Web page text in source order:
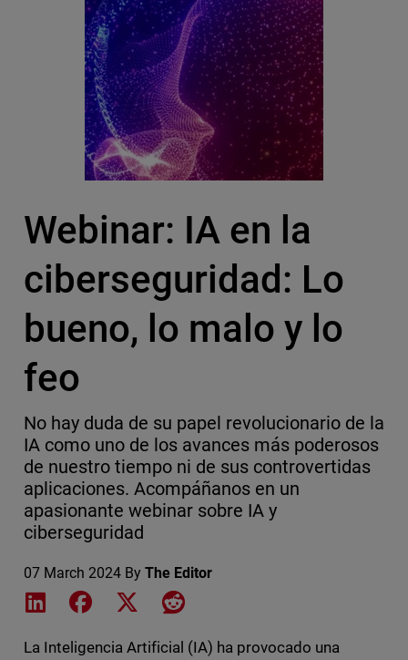
Webinar: IA en la
ciberseguridad: Lo
bueno, lo malo y lo
feo
No hay duda de su papel revolucionario de la
IA como uno de los avances más poderosos
de nuestro tiempo ni de sus controvertidas
aplicaciones. Acompáñanos en un
apasionante webinar sobre IA y
ciberseguridad
07 March 2024 By The Editor
Share on LinkedIn
Share on Facebook
Share on XShare on Reddit
La Inteligencia Artificial (IA) ha provocado una